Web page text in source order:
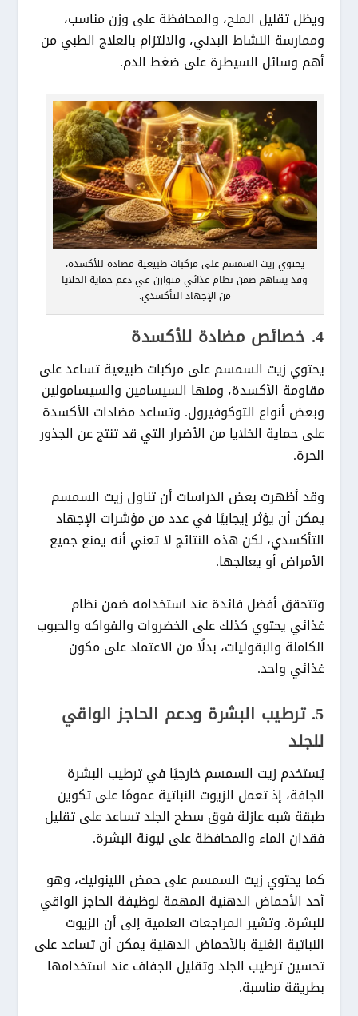
ويظل تقليل الملح، والمحافظة على وزن مناسب،
وممارسة النشاط البدني، والالتزام بالعلاج الطبي من
أهم وسائل السيطرة على ضغط الدم.
يحتوي زيت السمسم على مركبات طبيعية مضادة للأكسدة،
وقد يساهم ضمن نظام غذائي متوازن في دعم حماية الخلايا
من الإجهاد التأكسدي.
4. خصائص مضادة للأكسدة
يحتوي زيت السمسم على مركبات طبيعية تساعد على
مقاومة الأكسدة، ومنها السيسامين والسيسامولين
وبعض أنواع التوكوفيرول. وتساعد مضادات الأكسدة
على حماية الخلايا من الأضرار التي قد تنتج عن الجذور
الحرة.
وقد أظهرت بعض الدراسات أن تناول زيت السمسم
يمكن أن يؤثر إيجابيًا في عدد من مؤشرات الإجهاد
التأكسدي، لكن هذه النتائج لا تعني أنه يمنع جميع
الأمراض أو يعالجها.
وتتحقق أفضل فائدة عند استخدامه ضمن نظام
غذائي يحتوي كذلك على الخضروات والفواكه والحبوب
الكاملة والبقوليات، بدلًا من الاعتماد على مكون
غذائي واحد.
5. ترطيب البشرة ودعم الحاجز الواقي
للجلد
يُستخدم زيت السمسم خارجيًا في ترطيب البشرة
الجافة، إذ تعمل الزيوت النباتية عمومًا على تكوين
طبقة شبه عازلة فوق سطح الجلد تساعد على تقليل
فقدان الماء والمحافظة على ليونة البشرة.
كما يحتوي زيت السمسم على حمض اللينوليك، وهو
أحد الأحماض الدهنية المهمة لوظيفة الحاجز الواقي
للبشرة. وتشير المراجعات العلمية إلى أن الزيوت
النباتية الغنية بالأحماض الدهنية يمكن أن تساعد على
تحسين ترطيب الجلد وتقليل الجفاف عند استخدامها
بطريقة مناسبة.